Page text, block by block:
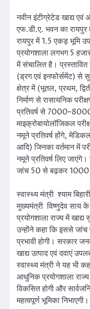
नवीन इंटीग्रेटेड खाद्य एवं
एफ.डी.ए. भवन का रायपुर
रायपुर में 1.5 एकड़ भूमि
प्रयोगशाला लगभग 5
में संचालित है।
(ड्रग एवं इनफोर्समेंट) से
क्षेत्र में (भूतल, प्रथम,
निर्माण से रासायनिक
प्रतिवर्ष से 7000–8000
माइक्रोबायोलॉजिकल
नमूने प्रतिवर्ष होंगे,
आदि) जिनका वर्तमान में
नमूने प्रतिवर्ष लिए
जांच 50 से बढ़कर 1000
स्वास्थ्य मंत्री श्याम
मुख्यमंत्री विष्णुदेव साय
प्रयोगशाला राज्य में
उन्होंने कहा कि इससे जांच
प्रभावी होगी। सरकार
खाद्य उत्पाद एवं दवाएं
स्वास्थ्य मंत्री ने यह भी
आधुनिक प्रयोगशाला
विकसित होगी और
महत्वपूर्ण भूमिका निभाएगी।